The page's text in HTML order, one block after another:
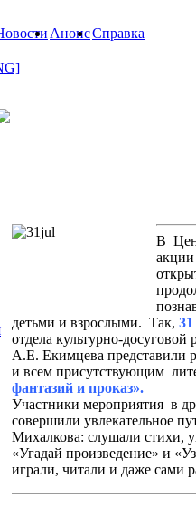
АнонсСправка
В
детьми и взрослыми. Так, 31
отдела культурно-
А.Е. Екимцева представили
и всем присутствующим
фантазий и проказ».
Участники мероприятия в
совершили увлекательное
Михалкова: слушали стихи,
«Угадай произведение» и
играли, читали и даже сами